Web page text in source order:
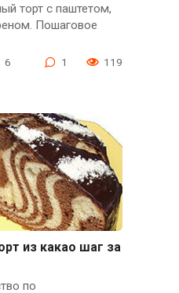
торт с паштетом,
Пошаговое
6 1 119
из какао шаг за
по